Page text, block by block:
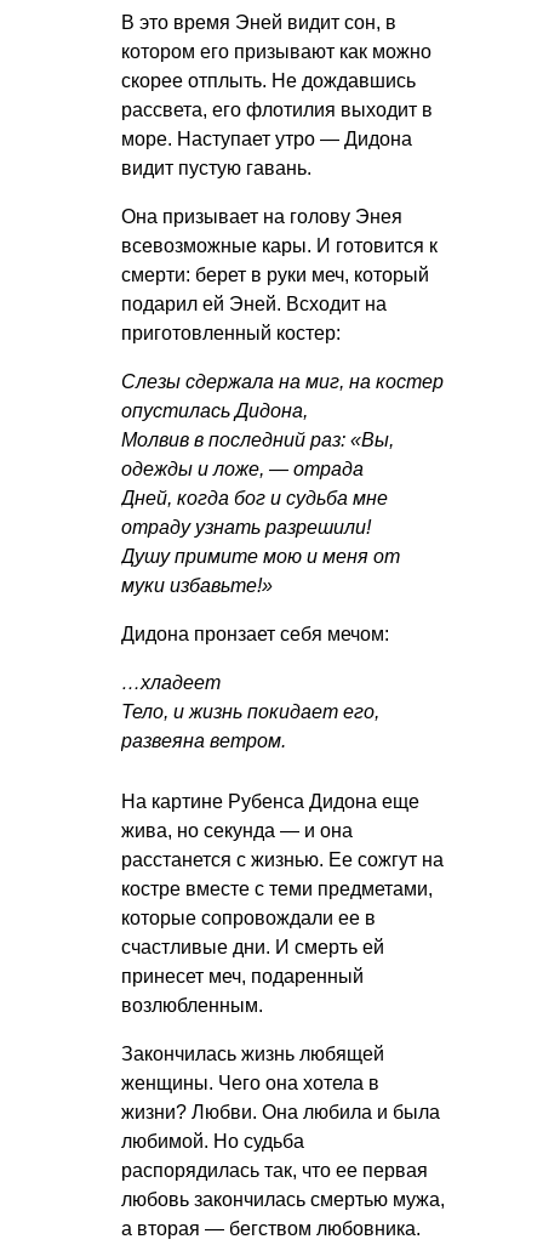
В это время Эней видит сон, в
котором его призывают как можно
скорее отплыть. Не дождавшись
рассвета, его флотилия выходит в
море. Наступает утро — Дидона
видит пустую гавань.
Она призывает на голову Энея
всевозможные кары. И готовится к
смерти: берет в руки меч, который
подарил ей Эней. Всходит на
приготовленный костер:
Слезы сдержала на миг, на костер
опустилась Дидона,
Молвив в последний раз: «Вы,
одежды и ложе, — отрада
Дней, когда бог и судьба мне
отраду узнать разрешили!
Душу примите мою и меня от
муки избавьте!»
Дидона пронзает себя мечом:
…хладеет
Тело, и жизнь покидает его,
развеяна ветром.
На картине Рубенса Дидона еще
жива, но секунда — и она
расстанется с жизнью. Ее сожгут на
костре вместе с теми предметами,
которые сопровождали ее в
счастливые дни. И смерть ей
принесет меч, подаренный
возлюбленным.
Закончилась жизнь любящей
женщины. Чего она хотела в
жизни? Любви. Она любила и была
любимой. Но судьба
распорядилась так, что ее первая
любовь закончилась смертью мужа,
а вторая — бегством любовника.